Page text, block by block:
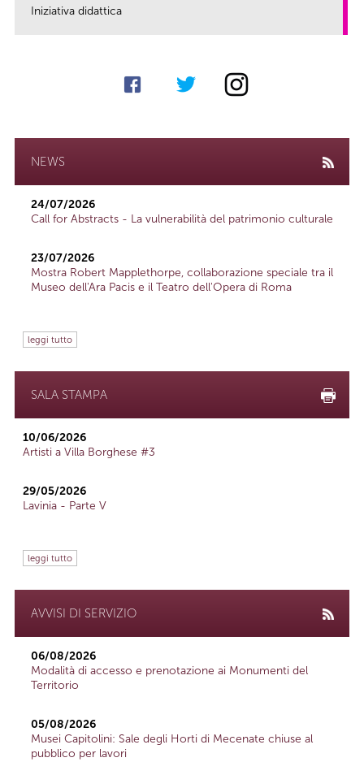
Iniziativa didattica
NEWS
24/07/2026
Call for Abstracts - La vulnerabilità del patrimonio culturale
23/07/2026
Mostra Robert Mapplethorpe, collaborazione speciale tra il
Museo dell'Ara Pacis e il Teatro dell'Opera di Roma
leggi tutto
SALA STAMPA
10/06/2026
Artisti a Villa Borghese #3
29/05/2026
Lavinia - Parte V
leggi tutto
AVVISI DI SERVIZIO
06/08/2026
Modalità di accesso e prenotazione ai Monumenti del
Territorio
05/08/2026
Musei Capitolini: Sale degli Horti di Mecenate chiuse al
pubblico per lavori